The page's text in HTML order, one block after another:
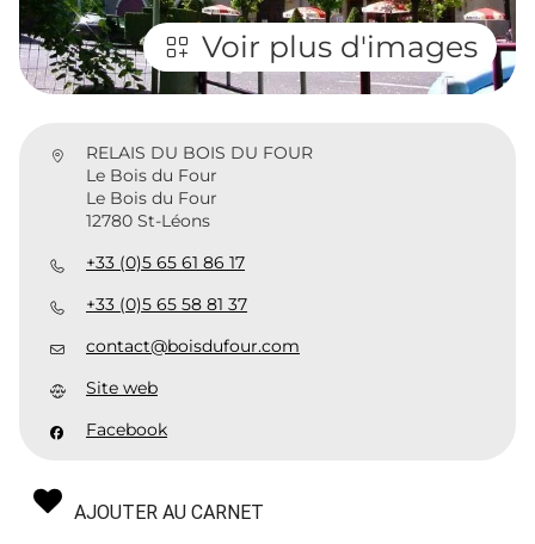
Voir plus d'images
RELAIS DU BOIS DU FOUR
Le Bois du Four
Le Bois du Four
12780 St-Léons
+33 (0)5 65 61 86 17
+33 (0)5 65 58 81 37
contact@boisdufour.com
Site web
Facebook
AJOUTER AU CARNET